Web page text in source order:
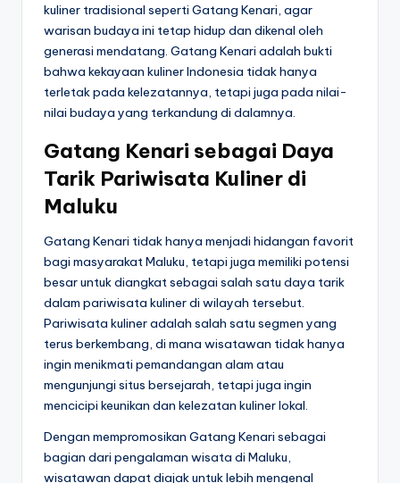
kuliner tradisional seperti Gatang Kenari, agar
warisan budaya ini tetap hidup dan dikenal oleh
generasi mendatang. Gatang Kenari adalah bukti
bahwa kekayaan kuliner Indonesia tidak hanya
terletak pada kelezatannya, tetapi juga pada nilai-
nilai budaya yang terkandung di dalamnya.
Gatang Kenari sebagai Daya
Tarik Pariwisata Kuliner di
Maluku
Gatang Kenari tidak hanya menjadi hidangan favorit
bagi masyarakat Maluku, tetapi juga memiliki potensi
besar untuk diangkat sebagai salah satu daya tarik
dalam pariwisata kuliner di wilayah tersebut.
Pariwisata kuliner adalah salah satu segmen yang
terus berkembang, di mana wisatawan tidak hanya
ingin menikmati pemandangan alam atau
mengunjungi situs bersejarah, tetapi juga ingin
mencicipi keunikan dan kelezatan kuliner lokal.
Dengan mempromosikan Gatang Kenari sebagai
bagian dari pengalaman wisata di Maluku,
wisatawan dapat diajak untuk lebih mengenal